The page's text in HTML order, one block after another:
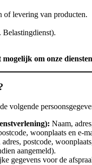
of levering van producten.
om onze
volgende
Naam,
woonplaats en e-
adres, postcode,
aangemeld).
gegevens voor de